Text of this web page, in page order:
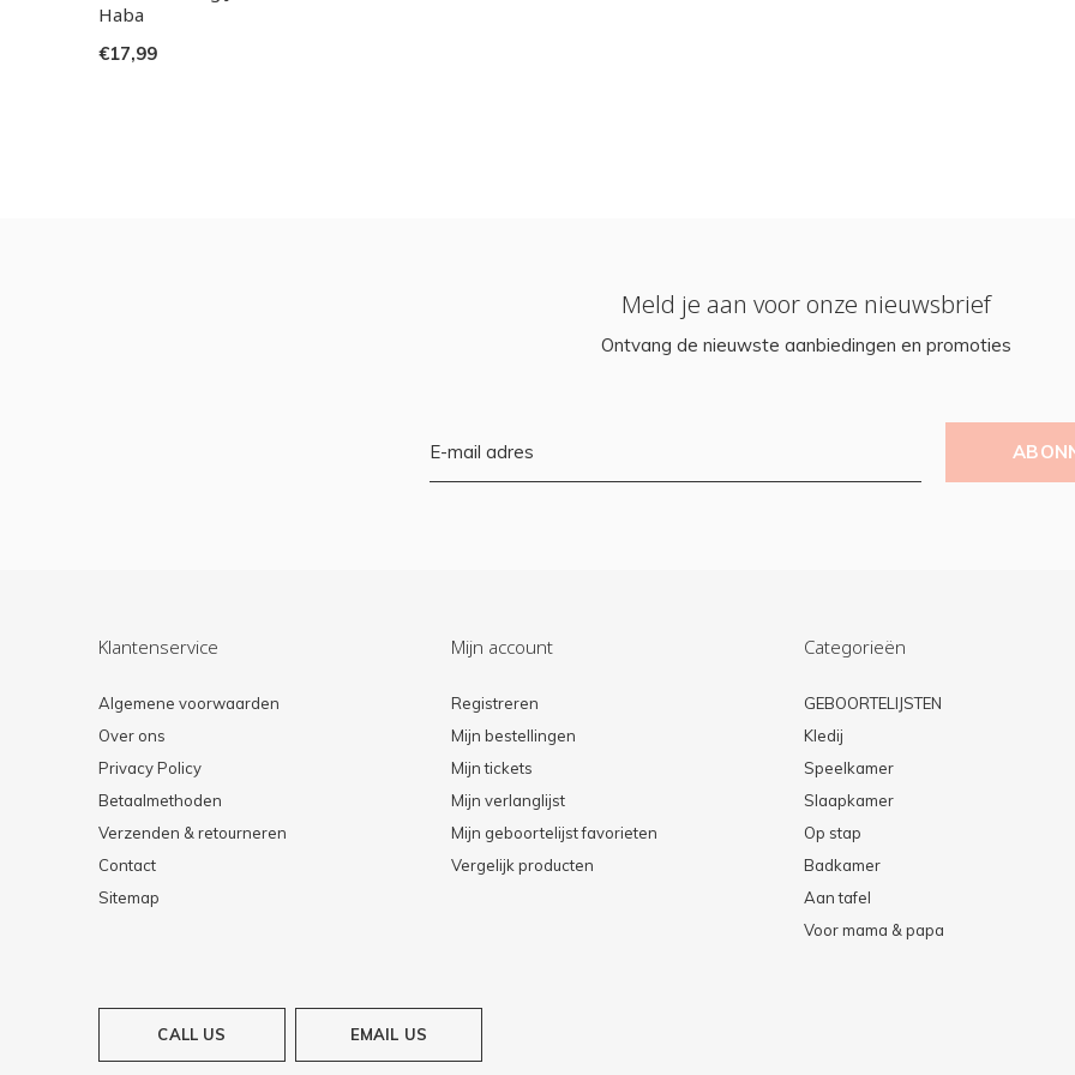
Haba
€17,99
Meld je aan voor onze nieuwsbrief
Ontvang de nieuwste aanbiedingen en promoties
Klantenservice
Algemene voorwaarden
Over ons
Privacy Policy
Betaalmethoden
Verzenden & retourneren
Contact
Sitemap
Mijn account
Registreren
Mijn bestellingen
Mijn tickets
Mijn verlanglijst
Mijn geboortelijst favorieten
Vergelijk producten
Categorieën
GEBOORTELIJSTEN
Kledij
Speelkamer
Slaapkamer
Op stap
Badkamer
Aan tafel
Voor mama & papa
CALL US EMAIL US